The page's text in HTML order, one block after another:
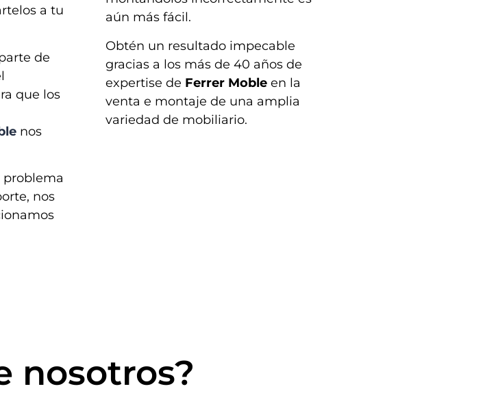
a tu
de
que los
nos
problema
nos
aún más fácil.
Obtén un resultado impecable
gracias a los más de 40 años de
expertise de Ferrer Mobleen la
venta e montaje de una amplia
variedad de mobiliario.
nosotros?